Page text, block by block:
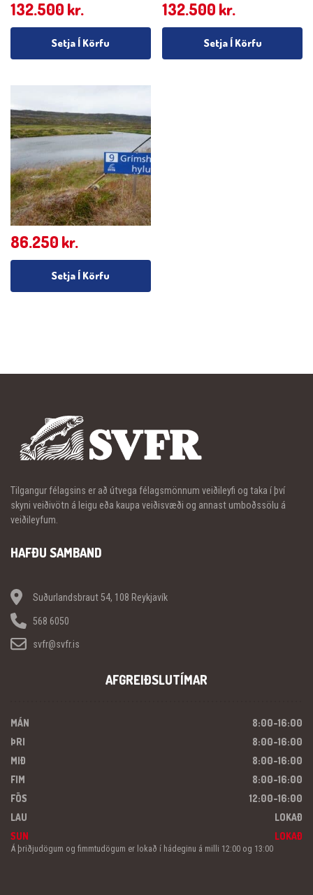
132.500 kr.
Setja Í Körfu
132.500 kr.
Setja Í Körfu
86.250 kr.
Setja Í Körfu
Tilgangur félagsins er að útvega félagsmönnum veiðileyfi og taka í því
skyni veiðivötn á leigu eða kaupa veiðisvæði og annast umboðssölu á
veiðileyfum.
HAFÐU SAMBAND
Suðurlandsbraut 54, 108 Reykjavík
568 6050
svfr@svfr.is
AFGREIÐSLUTÍMAR
MÁN
8:00-16:00
ÞRI
8:00-16:00
MIÐ
8:00-16:00
FIM
8:00-16:00
FÖS
12:00-16:00
LAU
LOKAÐ
SUN
LOKAÐ
Á þriðjudögum og fimmtudögum er lokað í hádeginu á milli 12:00 og 13:00